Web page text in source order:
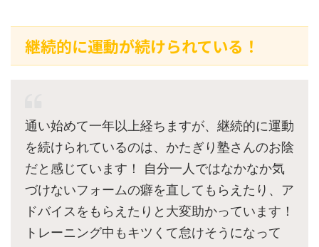
継続的に運動が続けられている！
通い始めて一年以上経ちますが、継続的に運動
を続けられているのは、かたぎり塾さんのお陰
だと感じています！ 自分一人ではなかなか気
づけないフォームの癖を直してもらえたり、ア
ドバイスをもらえたりと大変助かっています！
トレーニング中もキツくて怠けそうになって